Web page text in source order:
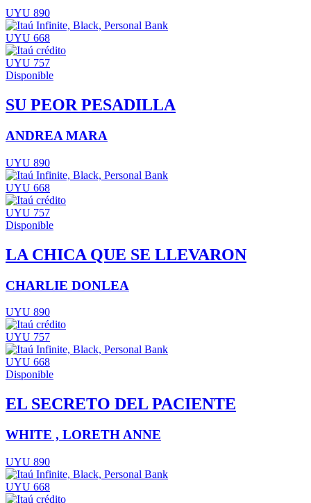
UYU 890
UYU 668
UYU 757
Disponible
SU PEOR PESADILLA
ANDREA MARA
UYU 890
UYU 668
UYU 757
Disponible
LA CHICA QUE SE LLEVARON
CHARLIE DONLEA
UYU 890
UYU 757
UYU 668
Disponible
EL SECRETO DEL PACIENTE
WHITE , LORETH ANNE
UYU 890
UYU 668